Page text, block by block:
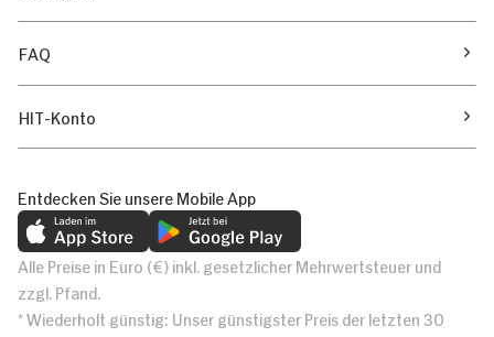
FAQ
HIT-Konto
Entdecken Sie unsere Mobile App
Alle Preise in Euro (€) inkl. gesetzlicher Mehrwertsteuer und
zzgl. Pfand.
* Wiederholt günstig: Unser günstigster Preis der letzten 30